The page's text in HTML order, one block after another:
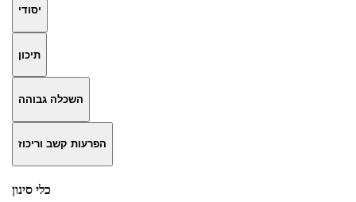
יסודי
תיכון
השכלה גבוהה
הפרעות קשב וריכוז
כלי סינון